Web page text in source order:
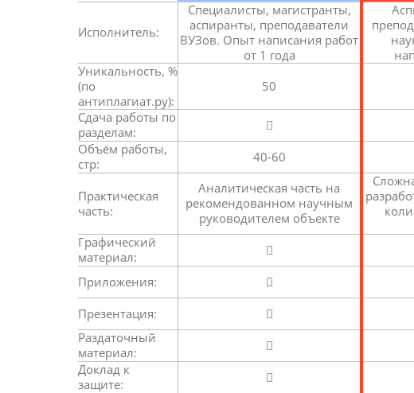
Исполнитель:
Специалисты, магистранты,
аспиранты, преподаватели
ВУЗов. Опыт написания работ
от 1 года
Уникальность, %
(по
антиплагиат.ру):
50
Сдача работы по
разделам:
Объём работы,
стр:
40-60
Практическая
часть:
Аналитическая часть на
рекомендованном научным
руководителем объекте
Графический
материал:
Приложения:
Презентация:
Раздаточный
материал:
Доклад к
защите: